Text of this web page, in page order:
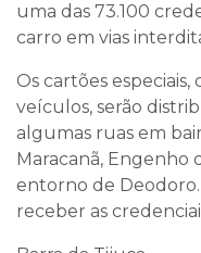
uma das 73.100
carro em vias
Os cartões
veículos, serão
algumas ruas em
Maracanã, Engenho
entorno de Deodoro.
receber as